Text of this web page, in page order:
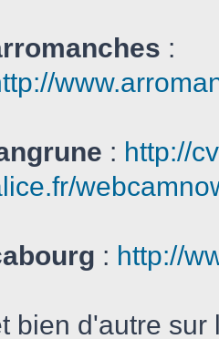
:
: http://
: http://
bien d'autre sur